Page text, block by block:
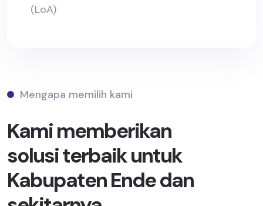
(LoA)
Mengapa memilih kami
Kami memberikan
solusi terbaik untuk
Kabupaten Ende dan